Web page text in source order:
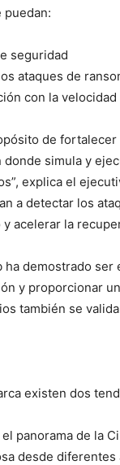
puedan:
seguridad
ataques de
con la
de
simula y
explica el
a detectar los
acelerar la
ha demostrado
y proporcionar
también se
existen dos
panorama de la
desde